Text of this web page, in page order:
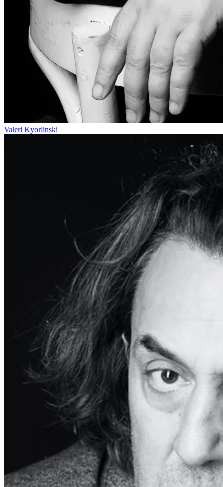
Valeri Kyorlinski